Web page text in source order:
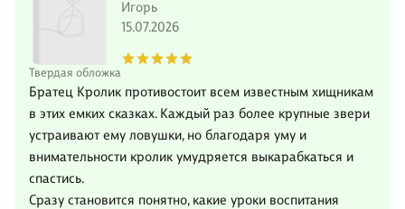
Твердая обложка
Игорь
15.07.2026
Братец Кролик противостоит всем известным хищникам
в этих емких сказках. Каждый раз более крупные звери
устраивают ему ловушки, но благодаря уму и
внимательности кролик умудряется выкарабкаться и
спастись.
Сразу становится понятно, какие уроки воспитания